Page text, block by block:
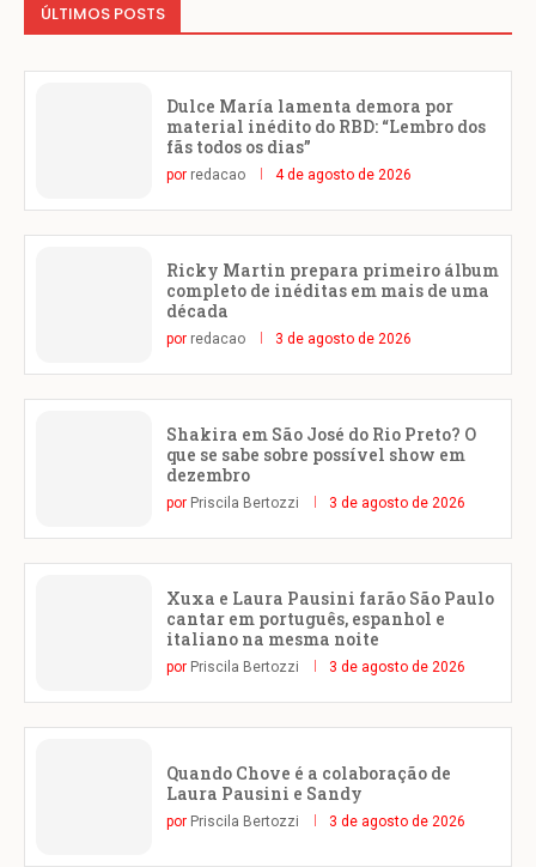
ÚLTIMOS POSTS
Dulce María lamenta demora por
material inédito do RBD: “Lembro dos
fãs todos os dias”
por redacao 4 de agosto de 2026
Ricky Martin prepara primeiro álbum
completo de inéditas em mais de uma
década
por redacao 3 de agosto de 2026
Shakira em São José do Rio Preto? O
que se sabe sobre possível show em
dezembro
por Priscila Bertozzi 3 de agosto de 2026
Xuxa e Laura Pausini farão São Paulo
cantar em português, espanhol e
italiano na mesma noite
por Priscila Bertozzi 3 de agosto de 2026
Quando Chove é a colaboração de
Laura Pausini e Sandy
por Priscila Bertozzi 3 de agosto de 2026